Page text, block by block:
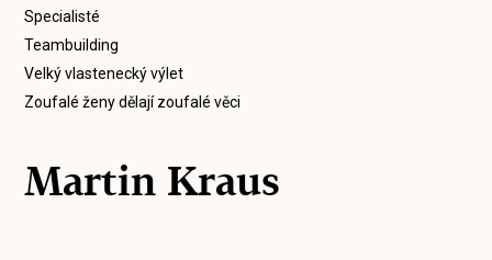
Specialisté
Teambuilding
Velký vlastenecký výlet
Zoufalé ženy dělají zoufalé věci
Martin Kraus